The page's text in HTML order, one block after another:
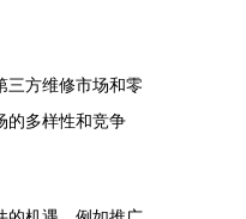
三方维修市场和零
的多样性和竞争